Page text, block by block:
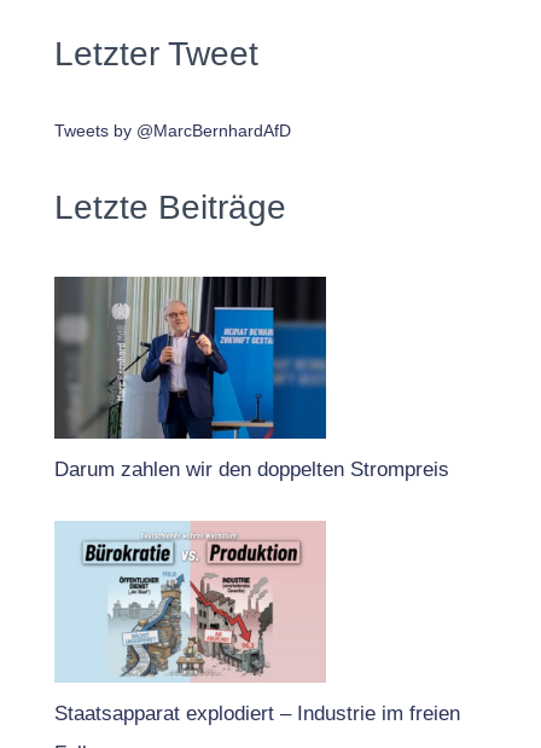
Letzter Tweet
Tweets by @MarcBernhardAfD
Letzte Beiträge
Darum zahlen wir den doppelten Strompreis
Staatsapparat explodiert – Industrie im freien